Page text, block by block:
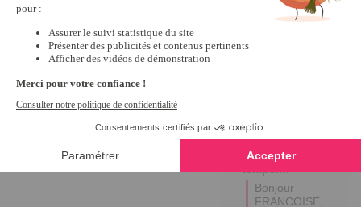
Super beau dommage
suis y ait une soucoupe
Réponse de
Bonjour
FRANCOISE,